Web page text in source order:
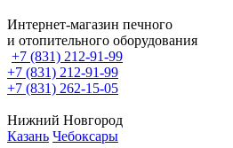
Интернет-магазин печного
и отопительного оборудования
+7 (831) 212-91-99
+7 (831) 212-91-99
+7 (831) 262-15-05
Нижний Новгород
Казань Чебоксары